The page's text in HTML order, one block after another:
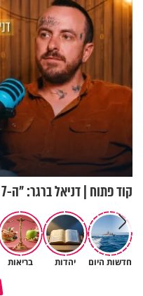
קוד פתוח | דניאל ברגר: "ה-7 באוקטובר גרם לי לחפש תשובות"
חדשות היום יהדות בריאות
מתחילים לעבוד לקראת ראש